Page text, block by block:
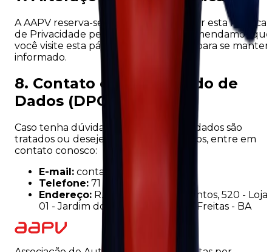
A AAPV reserva-se o direito de atualizar esta Política
de Privacidade periodicamente. Recomendamos que
você visite esta página regularmente para se manter
informado.
8. Contato e Encarregado de
Dados (DPO)
Caso tenha dúvidas sobre como seus dados são
tratados ou deseje exercer seus direitos, entre em
contato conosco:
E-mail: contato@aapv.com.br
Telefone: 71 3039 4500
Endereço: R. Maria Isabel dos Santos, 520 - Loja
01 - Jardim do Jockey - Lauro de Freitas - BA